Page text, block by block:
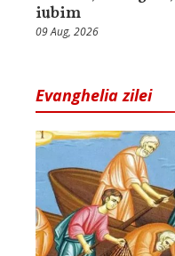
iubim
09 Aug, 2026
Evanghelia zilei